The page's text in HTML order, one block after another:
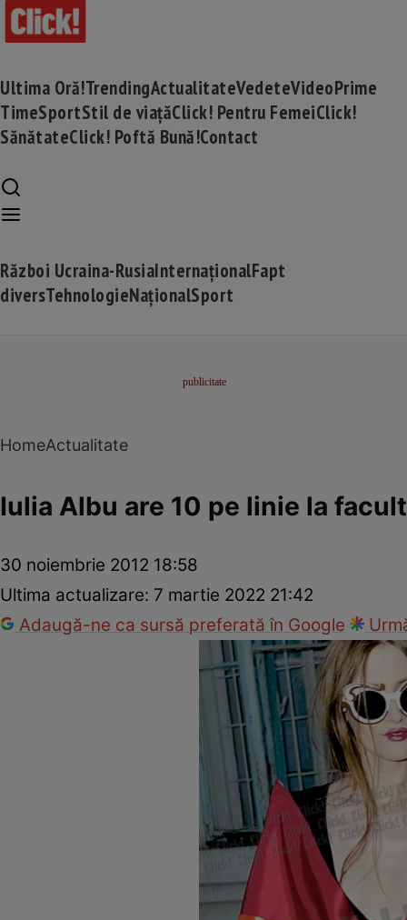
Ultima Oră!TrendingActualitateVedeteVideoPrime
TimeSportStil de viațăClick! Pentru FemeiClick!
SănătateClick! Poftă Bună!Contact
Război Ucraina-RusiaInternaționalFapt
diversTehnologieNaționalSport
HomeActualitate
Iulia Albu are 10 pe linie la
30 noiembrie 2012 18:58
Ultima actualizare: 7 martie 2022 21:42
Adaugă-ne ca sursă preferată în Google